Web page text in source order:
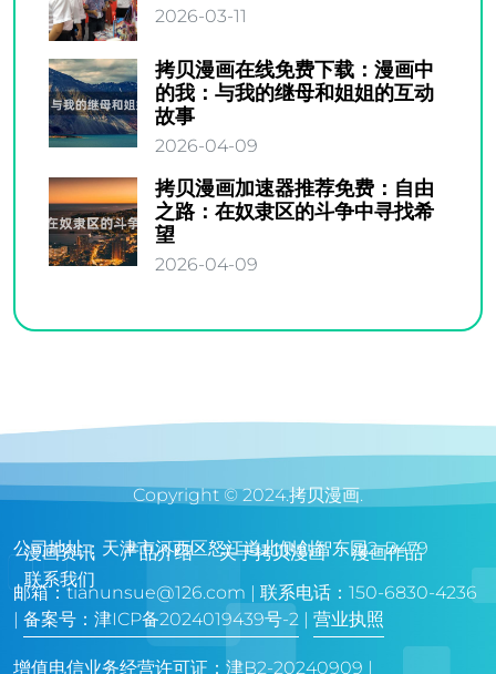
2026-03-11
拷贝漫画在线免费下载：漫画中
的我：与我的继母和姐姐的互动
故事
2026-04-09
拷贝漫画加速器推荐免费：自由
之路：在奴隶区的斗争中寻找希
望
2026-04-09
漫画资讯 产品介绍 关于拷贝漫画
漫画作品
联系我们
Copyright © 2024.拷贝漫画.
公司地址：天津市河西区怒江道北侧创智东园2-B479
邮箱：tianunsue@126.com | 联系电话：150-6830-4236
| 备案号：津ICP备2024019439号-2 | 营业执照
增值电信业务经营许可证：津B2-20240909 |